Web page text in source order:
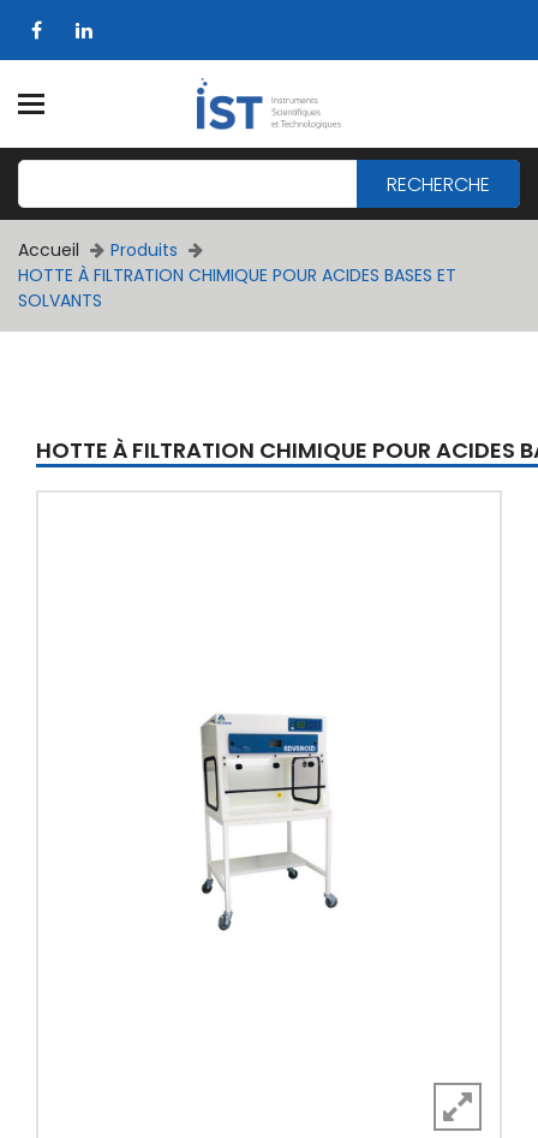
RECHERCHE
Accueil
Produits
HOTTE À FILTRATION CHIMIQUE POUR ACIDES BASES ET
SOLVANTS
HOTTE À FILTRATION CHIMIQUE POUR ACIDES